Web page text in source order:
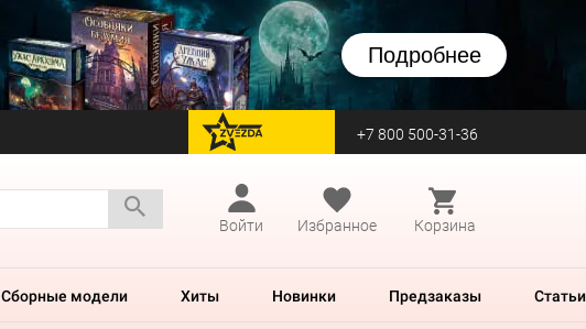
Подробнее
перейти на Zvezda +7 800 500-31-36
Войти
Избранное Корзина
Сборные модели Хиты Новинки Предзаказы Статьи